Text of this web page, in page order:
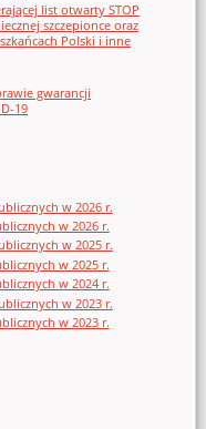
list otwarty STOP
szczepionce oraz
Polski i inne
gwarancji
19
w 2026 r.
w 2026 r.
w 2025 r.
w 2025 r.
w 2024 r.
w 2023 r.
w 2023 r.